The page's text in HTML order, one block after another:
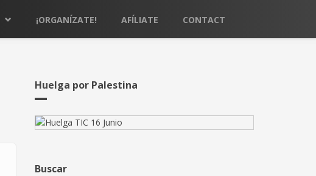
¡ORGANÍZATE! AFÍLIATE CONTACT
Huelga por Palestina
Buscar